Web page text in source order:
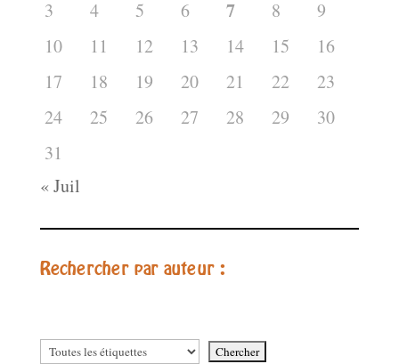
3
4 5 6 7 8
9
10
11 12 13 14 15
16
17
18 19 20 21 22
23
24
25 26 27 28 29
30
31
« Juil
Rechercher par auteur :